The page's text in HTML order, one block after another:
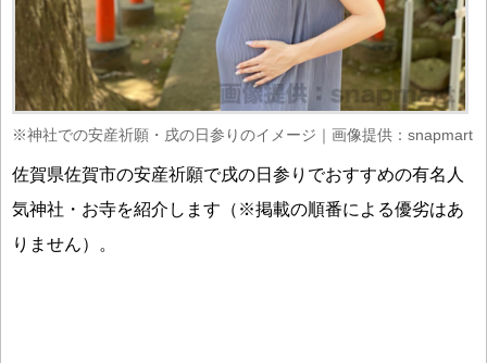
※神社での安産祈願・戌の日参りのイメージ｜画像提供：snapmart
佐賀県佐賀市の安産祈願で戌の日参りでおすすめの有名人
気神社・お寺を紹介します（※掲載の順番による優劣はあ
りません）。